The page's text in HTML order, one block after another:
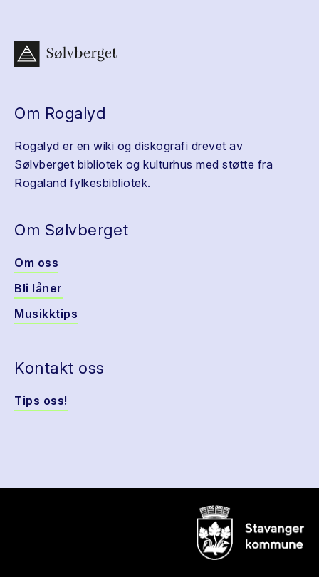
Om Rogalyd
Rogalyd er en wiki og diskografi drevet av
Sølvberget bibliotek og kulturhus med støtte fra
Rogaland fylkesbibliotek.
Om Sølvberget
Om oss
Bli låner
Musikktips
Kontakt oss
Tips oss!